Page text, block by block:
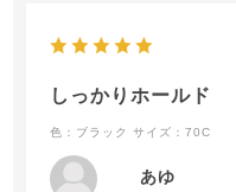
しっかりホールド
色：ブラック サイズ：70C
あゆ